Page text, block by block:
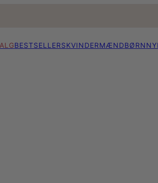
BESTSELLERSKVINDERMÆNDBØRN